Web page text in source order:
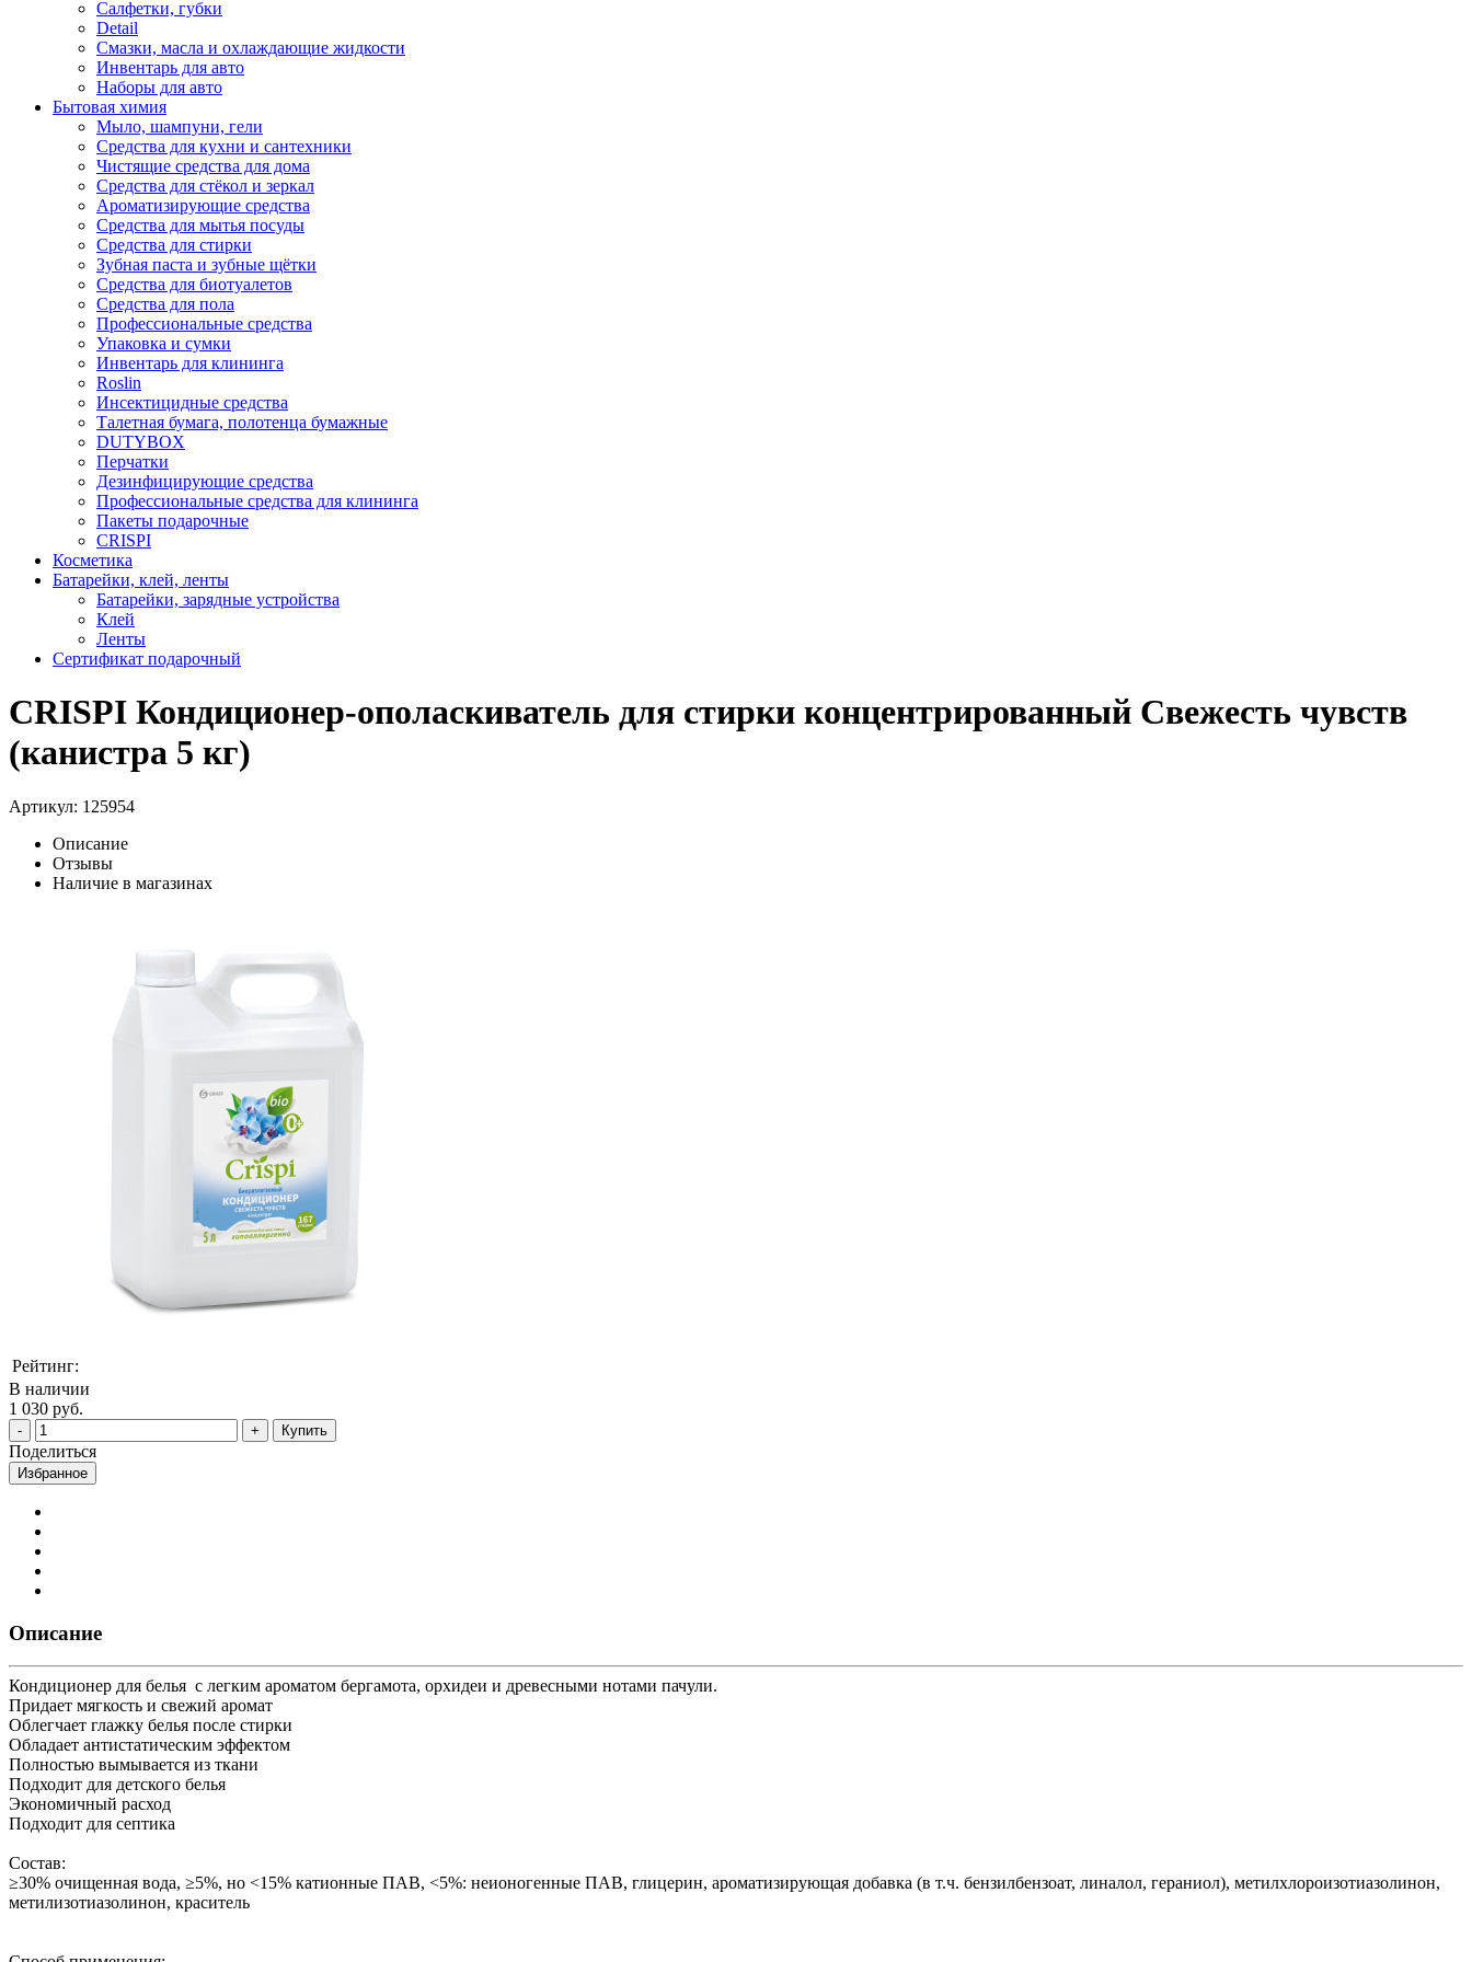
Салфетки, губки
Detail
Смазки, масла и охлаждающие жидкости
Инвентарь для авто
Наборы для авто
Бытовая химия
Мыло, шампуни, гели
Средства для кухни и сантехники
Чистящие средства для дома
Средства для стёкол и зеркал
Ароматизирующие средства
Средства для мытья посуды
Средства для стирки
Зубная паста и зубные щётки
Средства для биотуалетов
Средства для пола
Профессиональные средства
Упаковка и сумки
Инвентарь для клининга
Roslin
Инсектицидные средства
Талетная бумага, полотенца бумажные
DUTYBOX
Перчатки
Дезинфицирующие средства
Профессиональные средства для клининга
Пакеты подарочные
CRISPI
Косметика
Батарейки, клей, ленты
Батарейки, зарядные устройства
Клей
Ленты
Сертификат подарочный
CRISPI Кондиционер-ополаскиватель для стирки концентрированный Свежесть чувств
(канистра 5 кг)
Артикул: 125954
Описание
Отзывы
Наличие в магазинах
Рейтинг:
В наличии
1 030 руб.
Купить
Поделиться
Избранное
Описание
Кондиционер для белья с легким ароматом бергамота, орхидеи и древесными нотами пачули.
Придает мягкость и свежий аромат
Облегчает глажку белья после стирки
Обладает антистатическим эффектом
Полностью вымывается из ткани
Подходит для детского белья
Экономичный расход
Подходит для септика
Состав:
≥30% очищенная вода, ≥5%, но <15% катионные ПАВ, <5%: неионогенные ПАВ, глицерин, ароматизирующая добавка (в т.ч. бензилбензоат, линалол, гераниол), метилхлороизотиазолинон,
метилизотиазолинон, краситель